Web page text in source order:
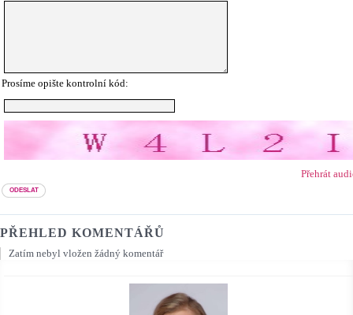
Prosíme opište kontrolní kód:
Přehrát
PŘEHLED KOMENTÁŘŮ
Zatím nebyl vložen žádný komentář